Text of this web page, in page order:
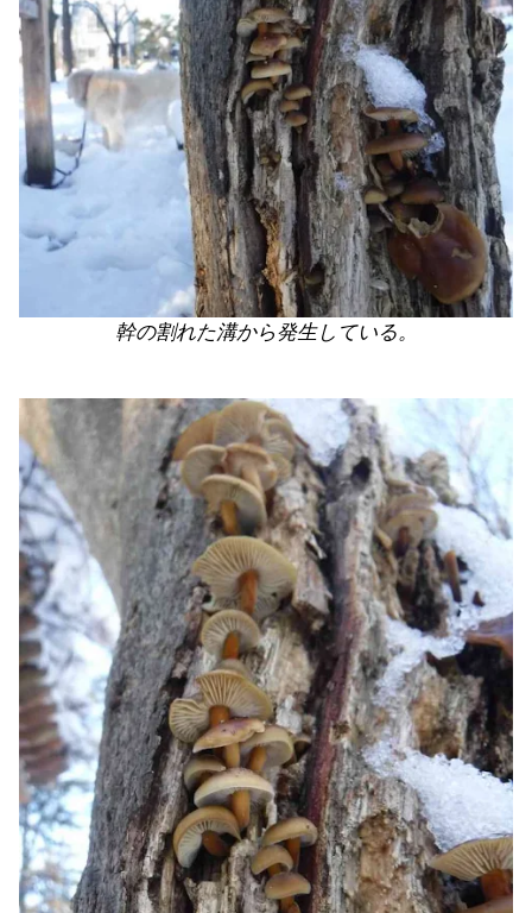
幹の割れた溝から発生している。